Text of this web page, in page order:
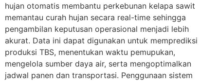
hujan otomatis membantu perkebunan kelapa sawit
memantau curah hujan secara real-time sehingga
pengambilan keputusan operasional menjadi lebih
akurat. Data ini dapat digunakan untuk memprediksi
produksi TBS, menentukan waktu pemupukan,
mengelola sumber daya air, serta mengoptimalkan
jadwal panen dan transportasi. Penggunaan sistem